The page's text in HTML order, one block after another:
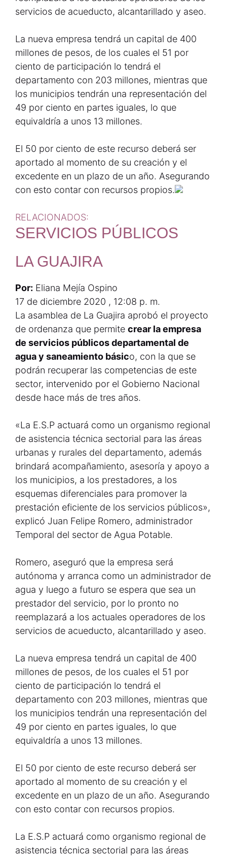
servicios de acueducto, alcantarillado y aseo.
La nueva empresa tendrá un capital de 400
millones de pesos, de los cuales el 51 por
ciento de participación lo tendrá el
departamento con 203 millones, mientras que
los municipios tendrán una representación del
49 por ciento en partes iguales, lo que
equivaldría a unos 13 millones.
El 50 por ciento de este recurso deberá ser
aportado al momento de su creación y el
excedente en un plazo de un año. Asegurando
con esto contar con recursos propios.
RELACIONADOS:
SERVICIOS PÚBLICOS
LA GUAJIRA
Por: Eliana Mejía Ospino
17 de diciembre 2020 , 12:08 p. m.
La asamblea de La Guajira aprobó el proyecto
de ordenanza que permite crear la empresa
de servicios públicos departamental de
agua y saneamiento básico, con la que se
podrán recuperar las competencias de este
sector, intervenido por el Gobierno Nacional
desde hace más de tres años.
«La E.S.P actuará como un organismo regional
de asistencia técnica sectorial para las áreas
urbanas y rurales del departamento, además
brindará acompañamiento, asesoría y apoyo a
los municipios, a los prestadores, a los
esquemas diferenciales para promover la
prestación eficiente de los servicios públicos»,
explicó Juan Felipe Romero, administrador
Temporal del sector de Agua Potable.
Romero, aseguró que la empresa será
autónoma y arranca como un administrador de
agua y luego a futuro se espera que sea un
prestador del servicio, por lo pronto no
reemplazará a los actuales operadores de los
servicios de acueducto, alcantarillado y aseo.
La nueva empresa tendrá un capital de 400
millones de pesos, de los cuales el 51 por
ciento de participación lo tendrá el
departamento con 203 millones, mientras que
los municipios tendrán una representación del
49 por ciento en partes iguales, lo que
equivaldría a unos 13 millones.
El 50 por ciento de este recurso deberá ser
aportado al momento de su creación y el
excedente en un plazo de un año. Asegurando
con esto contar con recursos propios.
La E.S.P actuará como organismo regional de
asistencia técnica sectorial para las áreas